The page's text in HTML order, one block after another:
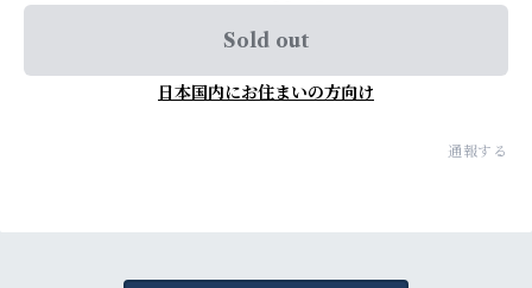
Sold out
日本国内にお住まいの方向け
通報する